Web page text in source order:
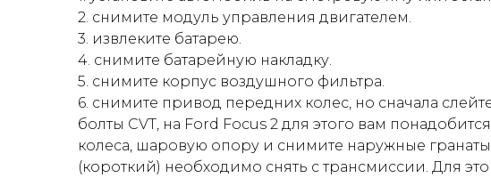
2. снимите модуль управления двигателем.
3. извлеките батарею.
4. снимите батарейную накладку.
5. снимите корпус воздушного фильтра.
6. снимите привод передних колес, но сначала
болты CVT, на Ford Focus 2 для этого вам
колеса, шаровую опору и снимите наружные
(короткий) необходимо снять с трансмиссии. Для